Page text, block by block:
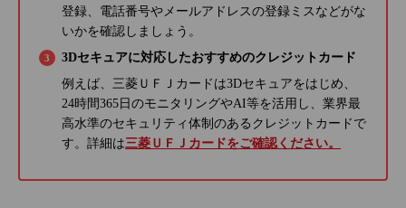
登録、電話番号やメールアドレスの登録ミスなどがな
いかを確認しましょう。
3Dセキュアに対応したおすすめのクレジットカード
例えば、三菱ＵＦＪカードは3Dセキュアをはじめ、
24時間365日のモニタリングやAI等を活用し、業界最
高水準のセキュリティ体制のあるクレジットカードで
す。詳細は三菱ＵＦＪカードをご確認ください。